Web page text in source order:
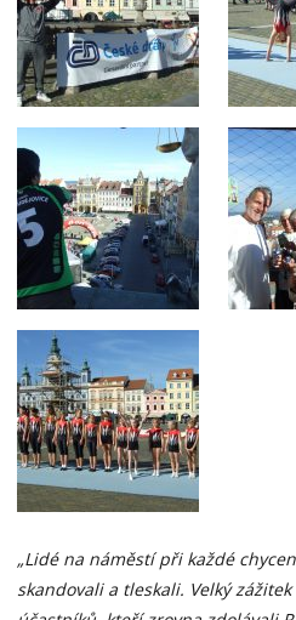
„Lidé na náměstí při každé
skandovali a tleskali. Velký